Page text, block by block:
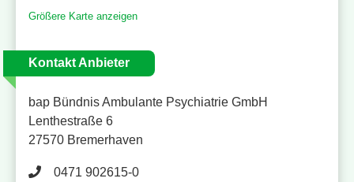
Größere Karte anzeigen
Kontakt Anbieter
bap Bündnis Ambulante Psychiatrie GmbH
Lenthestraße 6
27570 Bremerhaven
Telefonnummer 0471 902615-0
0471 902615-0